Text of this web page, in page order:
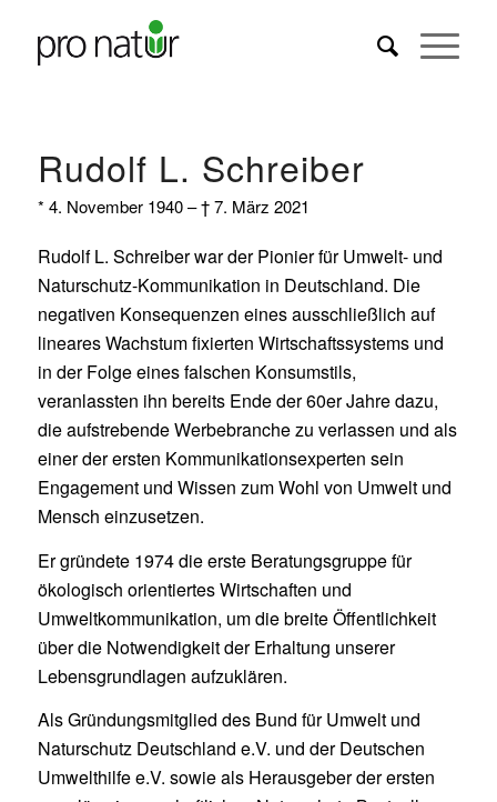
Rudolf L. Schreiber
* 4. November 1940 – † 7. März 2021
Rudolf L. Schreiber war der Pionier für Umwelt- und
Naturschutz-Kommunikation in Deutschland. Die
negativen Konsequenzen eines ausschließlich auf
lineares Wachstum fixierten Wirtschaftssystems und
in der Folge eines falschen Konsumstils,
veranlassten ihn bereits Ende der 60er Jahre dazu,
die aufstrebende Werbebranche zu verlassen und als
einer der ersten Kommunikationsexperten sein
Engagement und Wissen zum Wohl von Umwelt und
Mensch einzusetzen.
Er gründete 1974 die erste Beratungsgruppe für
ökologisch orientiertes Wirtschaften und
Umweltkommunikation, um die breite Öffentlichkeit
über die Notwendigkeit der Erhaltung unserer
Lebensgrundlagen aufzuklären.
Als Gründungsmitglied des Bund für Umwelt und
Naturschutz Deutschland e.V. und der Deutschen
Umwelthilfe e.V. sowie als Herausgeber der ersten